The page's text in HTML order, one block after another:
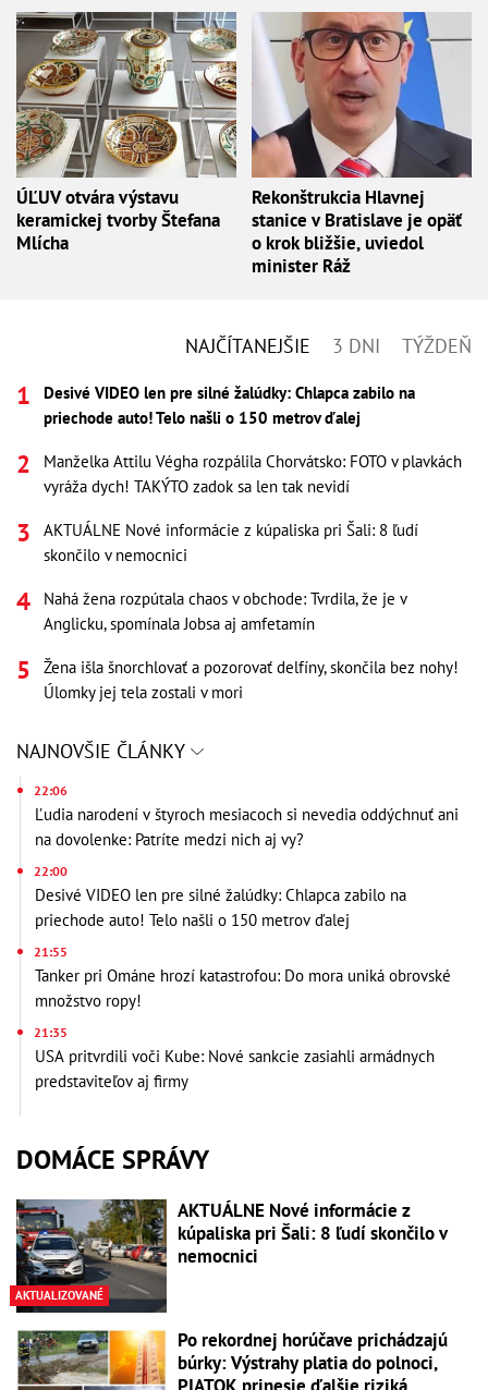
ÚĽUV otvára výstavu
keramickej tvorby Štefana
Mlícha
Rekonštrukcia Hlavnej
stanice v Bratislave je opäť
o krok bližšie, uviedol
minister Ráž
NAJČÍTANEJŠIE 3 DNI TÝŽDEŇ
Desivé VIDEO len pre silné žalúdky: Chlapca zabilo na
priechode auto! Telo našli o 150 metrov ďalej
Manželka Attilu Végha rozpálila Chorvátsko: FOTO v plavkách
vyráža dych! TAKÝTO zadok sa len tak nevidí
AKTUÁLNE Nové informácie z kúpaliska pri Šali: 8 ľudí
skončilo v nemocnici
Nahá žena rozpútala chaos v obchode: Tvrdila, že je v
Anglicku, spomínala Jobsa aj amfetamín
Žena išla šnorchlovať a pozorovať delfíny, skončila bez nohy!
Úlomky jej tela zostali v mori
NAJNOVŠIE ČLÁNKY
22:06
Ľudia narodení v štyroch mesiacoch si nevedia oddýchnuť ani
na dovolenke: Patríte medzi nich aj vy?
22:00
Desivé VIDEO len pre silné žalúdky: Chlapca zabilo na
priechode auto! Telo našli o 150 metrov ďalej
21:55
Tanker pri Ománe hrozí katastrofou: Do mora uniká obrovské
množstvo ropy!
21:35
USA pritvrdili voči Kube: Nové sankcie zasiahli armádnych
predstaviteľov aj firmy
DOMÁCE SPRÁVY
AKTUALIZOVANÉ
AKTUÁLNE Nové informácie z
kúpaliska pri Šali: 8 ľudí skončilo v
nemocnici
Po rekordnej horúčave prichádzajú
búrky: Výstrahy platia do polnoci,
PIATOK prinesie ďalšie riziká